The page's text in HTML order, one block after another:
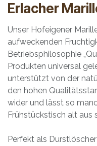
Erlacher
Unser Hofeigener
aufweckenden
Betriebsphilosophie
Produkten universal
unterstützt von der
den hohen
wider und lässt so
Frühstückstisch alt aus
Perfekt als